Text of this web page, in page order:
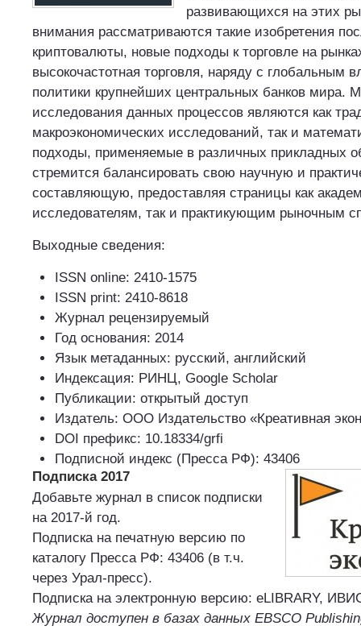
развивающихся на этих
внимания рассматриваются такие изобретения
криптовалюты, новые подходы к торговле на
высокочастотная торговля, наряду с глобальным
политики крупнейших центральных банков мира.
исследования данных процессов являются как
макроэкономических исследований, так и
подходы, применяемые в различных прикладных
стремится балансировать свою научную и
составляющую, предоставляя страницы как
исследователям, так и практикующим рыночным
Выходные сведения:
ISSN online: 2410-1575
ISSN print: 2410-8618
Журнал рецензируемый
Год основания: 2014
Язык метаданных: русский, английский
Индексация: РИНЦ, Google Scholar
Публикации: открытый доступ
Издатель: ООО Издательство «Креативная
DOI префикс: 10.18334/grfi
Подписной индекс (Пресса РФ): 43406
Подписка 2017
Добавьте журнал в список подписки
на 2017-й год.
Подписка на печатную версию по
каталогу Пресса РФ: 43406 (в т.ч.
через Урал-пресс).
Подписка на электронную версию: eLIBRARY,
Журнал доступен в базах данных EBSCO